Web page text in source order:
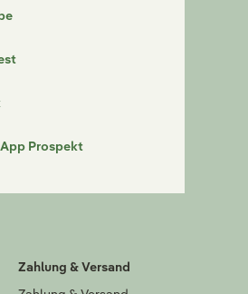
Prospekt
Zahlung & Versand